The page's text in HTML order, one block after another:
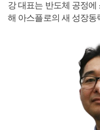
강 대표는 반도체 공정
해 아스플로의 새 성장